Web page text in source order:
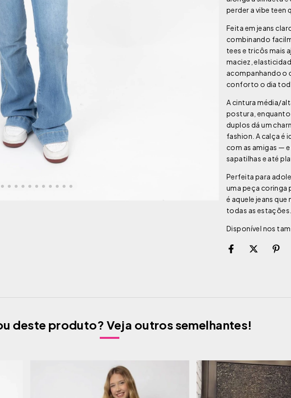
perder a vibe teen
Feita em jeans
combinando
tees e tricôs mais
maciez,
acompanhando o
conforto o dia
A cintura média/
postura,
duplos dá um
fashion. A calça é
com as amigas —
sapatilhas e até
Perfeita para
uma peça coringa
é aquele jeans
todas as estações.
Disponível nos
deste produto? Veja outros semelhantes!